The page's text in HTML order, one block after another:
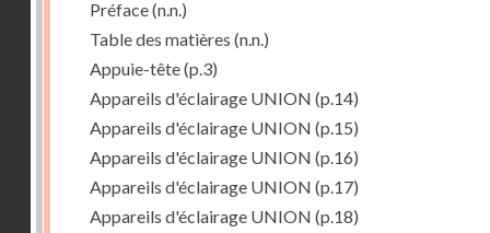
Préface(n.n.)
Table des matières (n.n.)
Appuie-tête(p.3)
Appareils d'éclairage UNION (p.14)
Appareils d'éclairage UNION (p.15)
Appareils d'éclairage UNION (p.16)
Appareils d'éclairage UNION (p.17)
Appareils d'éclairage UNION (p.18)